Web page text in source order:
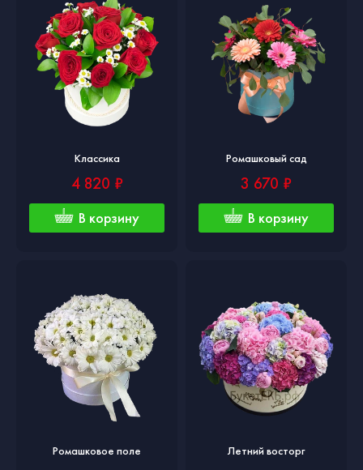
Классика
4 820 ₽
В корзину
Ромашковый сад
3 670 ₽
В корзину
Ромашковое поле Летний восторг